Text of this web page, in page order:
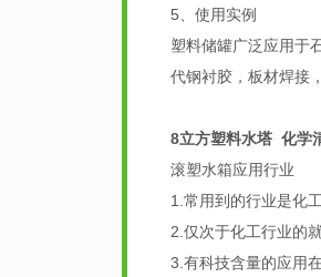
5、使用实例
塑料储罐广泛应用于
代钢衬胶，板材焊接
8立方塑料水塔 化学
滚塑水箱应用行
1.常用到的行业是
2.仅次于化工行业
3.有科技含量的应用